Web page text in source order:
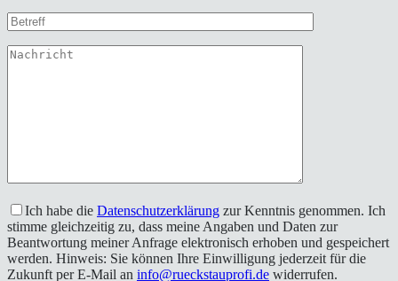
Ich habe die Datenschutzerklärung zur Kenntnis genommen. Ich
stimme gleichzeitig zu, dass meine Angaben und Daten zur
Beantwortung meiner Anfrage elektronisch erhoben und gespeichert
werden. Hinweis: Sie können Ihre Einwilligung jederzeit für die
Zukunft per E-Mail an info@rueckstauprofi.de widerrufen.